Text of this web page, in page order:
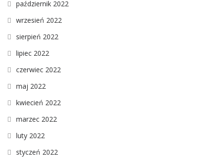
październik 2022
wrzesień 2022
sierpień 2022
lipiec 2022
czerwiec 2022
maj 2022
kwiecień 2022
marzec 2022
luty 2022
styczeń 2022